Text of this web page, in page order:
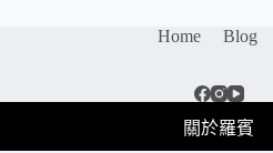
Home Blog
關於羅賓